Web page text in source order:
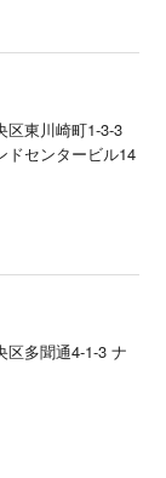
区東川崎町1-3-3
ドセンタービル14
区多聞通4-1-3 ナ